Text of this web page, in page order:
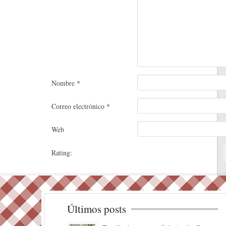
Nombre *
Correo electrónico *
Web
Rating:
Últimos posts